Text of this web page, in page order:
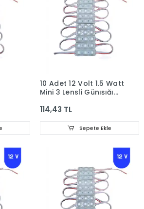
10 Adet 12 Volt 1.5 Watt
Mini 3 Lensli Günışığı
IP65
114,43 TL
Sepete Ekle